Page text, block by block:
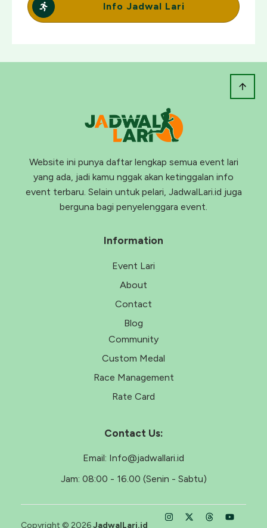
Info Jadwal Lari
Website ini punya daftar lengkap semua event lari
yang ada, jadi kamu nggak akan ketinggalan info
event terbaru. Selain untuk pelari, JadwalLari.id juga
berguna bagi penyelenggara event.
Information
Event Lari
About
Contact
Blog
Community
Custom Medal
Race Management
Rate Card
Contact Us:
Email: Info@jadwallari.id
Jam: 08:00 - 16.00 (Senin - Sabtu)
Copyright © 2026JadwalLari.id